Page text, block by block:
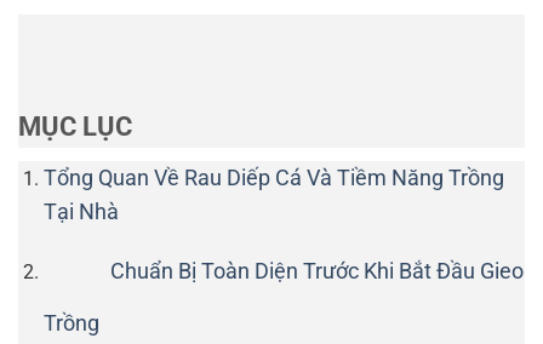
MỤC LỤC
Tổng Quan Về Rau Diếp Cá Và Tiềm Năng Trồng
Tại Nhà
Chuẩn Bị Toàn Diện Trước Khi Bắt Đầu Gieo
Trồng